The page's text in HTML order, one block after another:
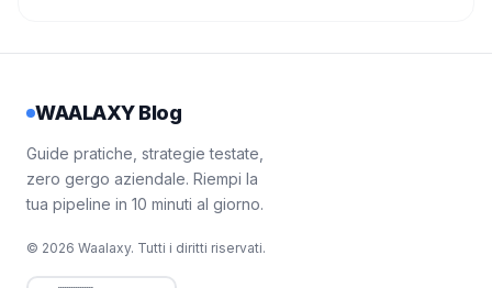
WAALAXY Blog
Guide pratiche, strategie testate,
zero gergo aziendale. Riempi la
tua pipeline in 10 minuti al giorno.
© 2026 Waalaxy. Tutti i diritti riservati.